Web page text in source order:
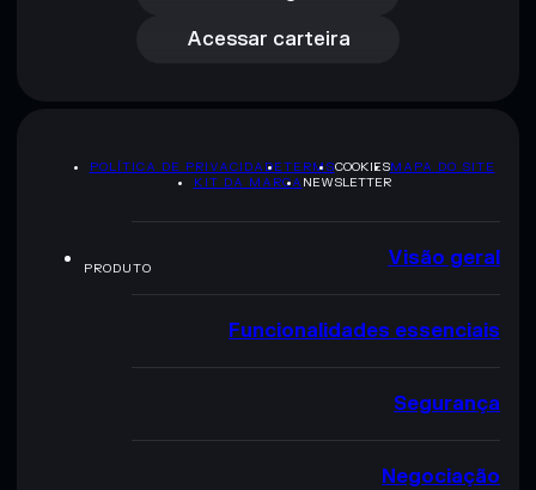
Acessar carteira
POLÍTICA DE PRIVACIDADETERMSCOOKIESMAPA DO SITE
KIT DA MARCA NEWSLETTER
PRODUTO Visão geral
Funcionalidades essenciais
Segurança
Negociação